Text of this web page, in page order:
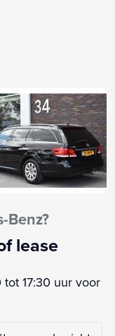
(235)
Benz?
lease
17:30 uur voor